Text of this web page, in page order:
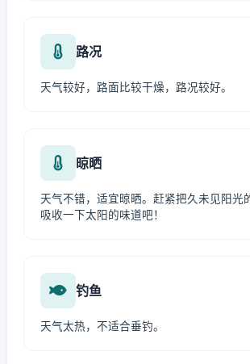
路况
天气较好，路面比较干燥，路况较好。
晾晒
天气不错，适宜晾晒。赶紧把久未见阳光
吸收一下太阳的味道吧！
钓鱼
天气太热，不适合垂钓。